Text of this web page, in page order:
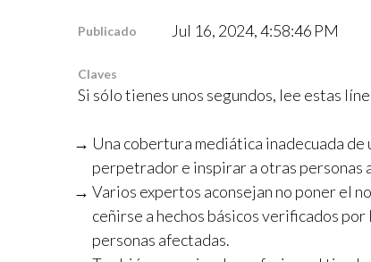
Publicado Jul 16, 2024, 4:58:46 PM
Claves
Si sólo tienes unos segundos, lee estas
Una cobertura mediática inadecuada
perpetrador e inspirar a otras personas
Varios expertos aconsejan no poner el
ceñirse a hechos básicos verificados
personas afectadas.